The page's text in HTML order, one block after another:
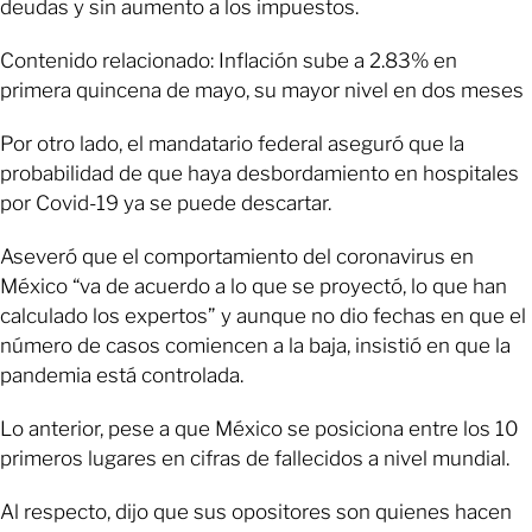
deudas y sin aumento a los impuestos.
Contenido relacionado: Inflación sube a 2.83% en
primera quincena de mayo, su mayor nivel en dos meses
Por otro lado, el mandatario federal aseguró que la
probabilidad de que haya desbordamiento en hospitales
por Covid-19 ya se puede descartar.
Aseveró que el comportamiento del coronavirus en
México “va de acuerdo a lo que se proyectó, lo que han
calculado los expertos” y aunque no dio fechas en que el
número de casos comiencen a la baja, insistió en que la
pandemia está controlada.
Lo anterior, pese a que México se posiciona entre los 10
primeros lugares en cifras de fallecidos a nivel mundial.
Al respecto, dijo que sus opositores son quienes hacen